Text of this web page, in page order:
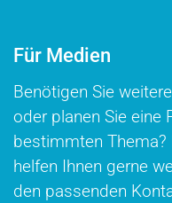
Für Medien
Benötigen Sie
oder planen Sie eine
bestimmten Thema?
helfen Ihnen gerne
den passenden